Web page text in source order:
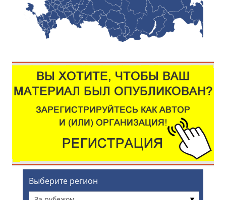
Выберите регион